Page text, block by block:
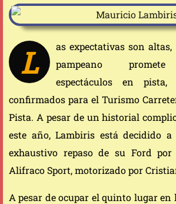
L
as expectativas son
pampeano promete
espectáculos en
confirmados para el Turismo
Pista. A pesar de un historial
este año, Lambiris está decidido
exhaustivo repaso de su Ford
Alifraco Sport, motorizado por
A pesar de ocupar el quinto lugar en